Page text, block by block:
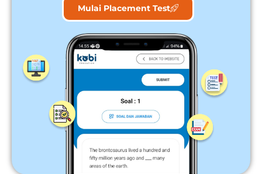
Mulai Placement Test